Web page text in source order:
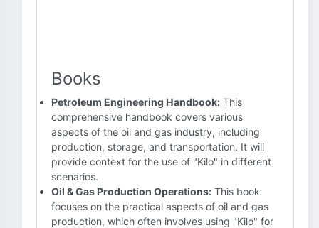
Books
Petroleum Engineering Handbook: This
comprehensive handbook covers various
aspects of the oil and gas industry, including
production, storage, and transportation. It will
provide context for the use of "Kilo" in different
scenarios.
Oil & Gas Production Operations: This book
focuses on the practical aspects of oil and gas
production, which often involves using "Kilo" for